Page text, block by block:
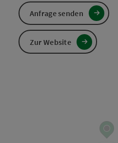
Anfrage senden
Zur Website